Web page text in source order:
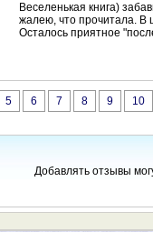
Веселенькая книга)
жалею, что прочитала. В
Осталось приятное
5 6 7 8 9 10
Добавлять отзывы